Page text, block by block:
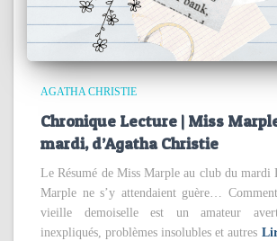
AGATHA CHRISTIE
Chronique Lecture | Miss
mardi, d’Agatha Christie
Le Résumé de Miss Marple au club du mardi
Marple ne s’y attendaient guère…
vieille demoiselle est un amateur
inexpliqués, problèmes insolubles et autres